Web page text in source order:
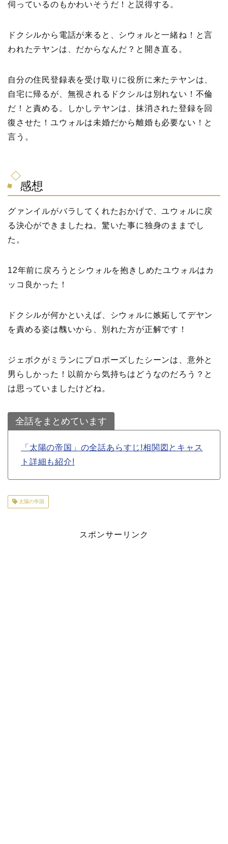
伺っているのもかわいそうだ！と説得する。
ドクシルから電話が来ると、シウォルと一緒ね！と言
われたテヤンは、だからなんだ？と開き直る。
自分の住民登録表を受け取りに役所に来たテヤンは、
自宅に帰るが、無視されるドクシルは別れない！不倫
だ！と責める。しかしテヤンは、抹消された登録を回
復させた！ユウォルは未婚だから離婚も必要ない！と
言う。
感想
グァンイルがバラしてくれたおかげで、ユウォルに戻
る決心ができましたね。驚いた事に独身のままでし
た。
12年前に戻ろうとシウォルを抱きしめたユウォルはカ
ッコ良かった！
ドクシルが何かといえば、シウォルに嫉妬してデヤン
を責める姿は醜いから、別れた方が正解です！
ジェボクがミランにプロポーズしたシーンは、意外と
男らしかった！以前から気持ちはどうなのだろう？と
は思っていましたけどね。
全話をまとめています
「太陽の帝国」の全話あらすじ!相関図とキャス
ト詳細も紹介!
太陽の帝国
スポンサーリンク